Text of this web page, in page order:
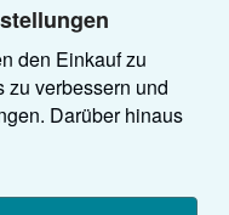
den Einkauf zu
zu verbessern und
Darüber hinaus
wie
sodass wir